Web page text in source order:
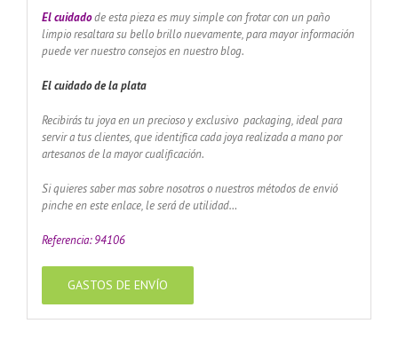
El cuidadode esta pieza es muy simple con frotar con un paño
limpio resaltara su bello brillo nuevamente, para mayor información
puede ver nuestro consejos en nuestro blog.
El cuidado dela plata
Recibirás tu joya en un precioso y exclusivo packaging, ideal para
servir a tus clientes, que identifica cada joya realizada a mano por
artesanos de la mayor cualificación.
Si quieres saber mas sobre nosotros o nuestros métodos de envió
pinche en este enlace, le será de utilidad…
Referencia: 94106
GASTOS DE ENVÍO